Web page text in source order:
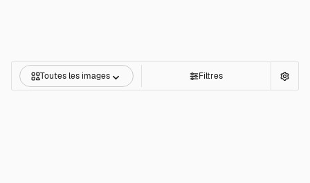
Toutes les images Filtres